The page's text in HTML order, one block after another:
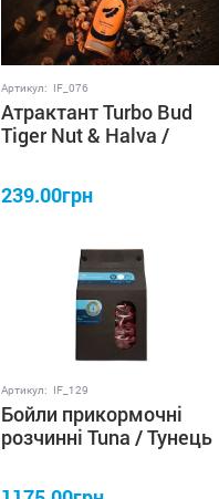
Артикул: IF_076
Атрактант Turbo Bud
Tiger Nut & Halva /
239.00грн
Артикул: IF_129
Бойли прикормочні
розчинні Tuna / Тунець